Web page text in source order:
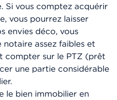
Si vous comptez acquérir
vous pourrez laisser
envies déco, vous
assez faibles et
compter sur le PTZ (prêt
une partie considérable
le bien immobilier en